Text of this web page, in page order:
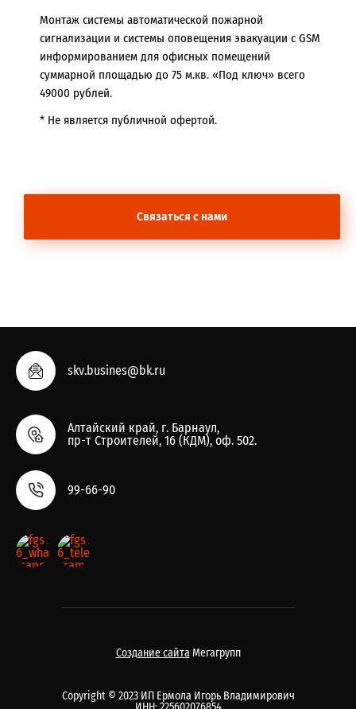
Монтаж системы автоматической пожарной
сигнализации и системы оповещения эвакуации с GSM
информированием для офисных помещений
суммарной площадью до 75 м.кв. «Под ключ» всего
49000 рублей.
* Не является публичной офертой.
Связаться с нами
skv.busines@bk.ru
Алтайский край, г. Барнаул,
пр-т Строителей, 16 (КДМ), оф. 502.
99-66-90
Copyright © 2023 ИП Ермола Игорь Владимирович
Создание сайтаМегагрупп